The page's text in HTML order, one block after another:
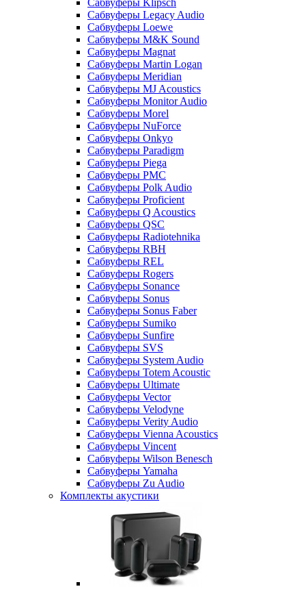
Сабвуферы Klipsch
Сабвуферы Legacy Audio
Сабвуферы Loewe
Сабвуферы M&K Sound
Сабвуферы Magnat
Сабвуферы Martin Logan
Сабвуферы Meridian
Сабвуферы MJ Acoustics
Сабвуферы Monitor Audio
Сабвуферы Morel
Сабвуферы NuForce
Сабвуферы Onkyo
Сабвуферы Paradigm
Сабвуферы Piega
Сабвуферы PMC
Сабвуферы Polk Audio
Сабвуферы Proficient
Сабвуферы Q Acoustics
Сабвуферы QSC
Сабвуферы Radiotehnika
Сабвуферы RBH
Сабвуферы REL
Сабвуферы Rogers
Сабвуферы Sonance
Сабвуферы Sonus
Сабвуферы Sonus Faber
Сабвуферы Sumiko
Сабвуферы Sunfire
Сабвуферы SVS
Сабвуферы System Audio
Сабвуферы Totem Acoustic
Сабвуферы Ultimate
Сабвуферы Vector
Сабвуферы Velodyne
Сабвуферы Verity Audio
Сабвуферы Vienna Acoustics
Сабвуферы Vincent
Сабвуферы Wilson Benesch
Сабвуферы Yamaha
Сабвуферы Zu Audio
Комплекты акустики